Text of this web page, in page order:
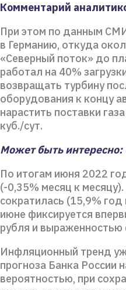
Комментарий
При этом по данным
в Германию, откуда
«Северный поток» до
работал на 40%
возвращать турбину
оборудования к концу
нарастить поставки
куб./сут.
Может быть интересно:
По итогам июня 2022
(-0,35% месяц к
сократилась (15,9%
июне фиксируется
рубля и выраженностью
Инфляционный тренд
прогноза Банка России
вероятностью, при